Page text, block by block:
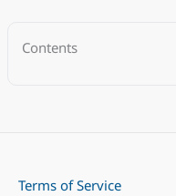
Contents
Terms of Service